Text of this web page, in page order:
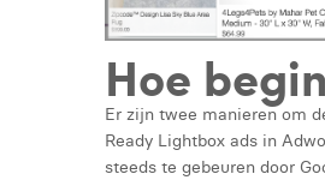
Hoe
Er zijn twee manieren om
Ready Lightbox ads in
steeds te gebeuren door